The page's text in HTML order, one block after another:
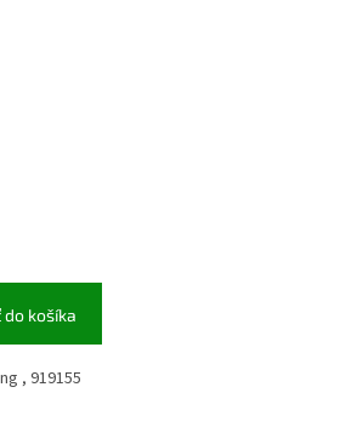
do košíka
, 919155